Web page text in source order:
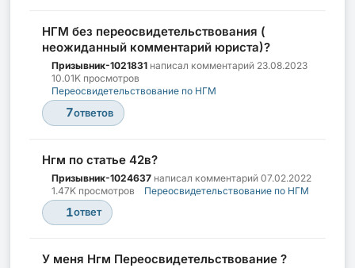
НГМ без переосвидетельствования (
неожиданный комментарий юриста)?
Призывник-1021831 написал комментарий 23.08.2023
10.01K просмотров
Переосвидетельствование по НГМ
7ответов
Нгм по статье 42в?
Призывник-1024637 написал комментарий 07.02.2022
1.47K просмотров
Переосвидетельствование по НГМ
1ответ
У меня Нгм Переосвидетельствование ?